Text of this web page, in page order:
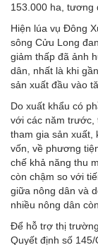
153.000 ha, tương
Hiện lúa vụ Đông
sông Cửu Long
giảm thấp đã ảnh
dân, nhất là khi
sản xuất đầu vào
Do xuất khẩu có
với các năm trước,
tham gia sản xuất,
vốn, về phương
chế khả năng thu
còn chậm so với
giữa nông dân và
nhiều nông dân
Để hỗ trợ thị
Quyết định số